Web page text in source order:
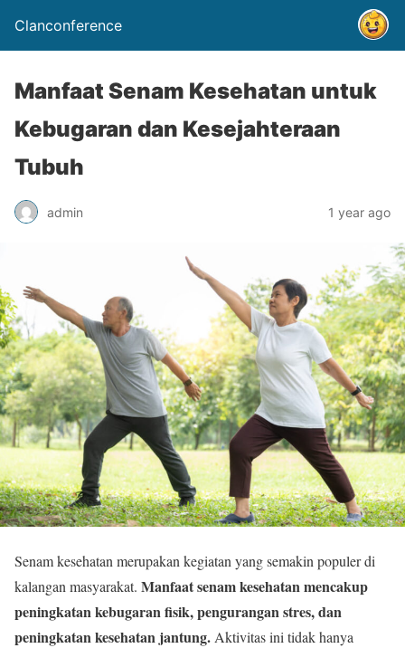
Clanconference
Manfaat Senam Kesehatan untuk
Kebugaran dan Kesejahteraan
Tubuh
admin 1 year ago
Senam kesehatan merupakan kegiatan yang semakin populer di
kalangan masyarakat. Manfaat senam kesehatan mencakup
peningkatan kebugaran fisik, pengurangan stres, dan
peningkatan kesehatan jantung. Aktivitas ini tidak hanya